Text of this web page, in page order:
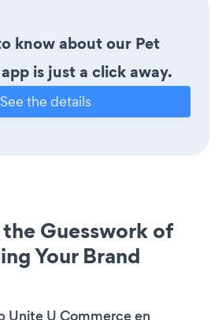
know about our Pet
is just a click away.
See the details
Guesswork of
Your Brand
Unite U Commerce en